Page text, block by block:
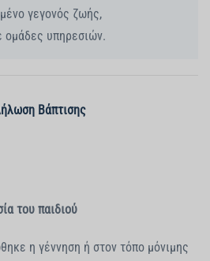
γεγονός ζωής,
ομάδες υπηρεσιών.
Βάπτισης
του παιδιού
η γέννηση ή στον τόπο μόνιμης